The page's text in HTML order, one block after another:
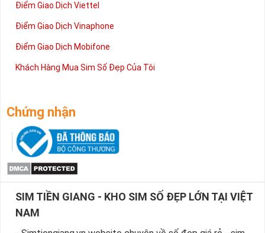
Điểm Giao Dịch Viettel
Điểm Giao Dịch Vinaphone
Điểm Giao Dịch Mobifone
Khách Hàng Mua Sim Số Đẹp Của Tôi
Chứng nhận
SIM TIỀN GIANG - KHO SIM SỐ ĐẸP LỚN TẠI VIỆT
NAM